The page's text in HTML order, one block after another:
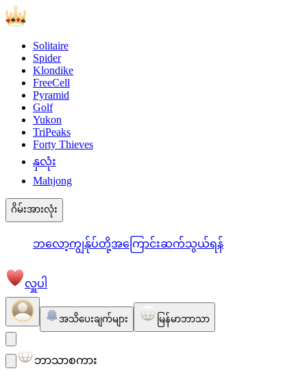
Solitaire
Spider
Klondike
FreeCell
Pyramid
Golf
Yukon
TriPeaks
Forty Thieves
နှလုံး
Mahjong
ဂိမ်းအားလုံး
ဘလော့ကျွန်ုပ်တို့အကြောင်းဆက်သွယ်ရန်
လှူပါ
အသိပေးချက်များ မြန်မာဘာသာ
ဘာသာစကား